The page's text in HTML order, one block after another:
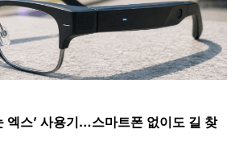
엑스’ 사용기…스마트폰 없이도 길 찾